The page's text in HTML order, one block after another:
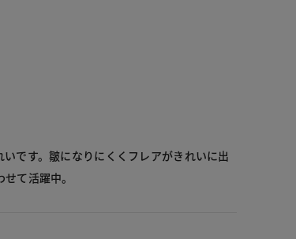
です。皺になりにくくフレアがきれいに出
て活躍中。